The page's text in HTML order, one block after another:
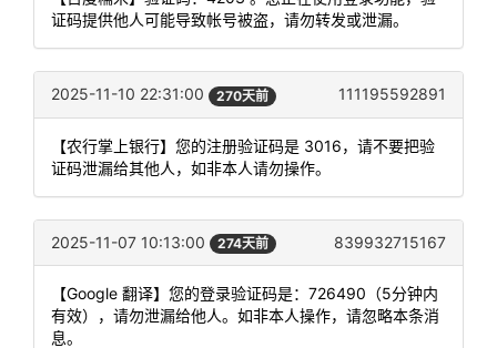
证码提供他人可能导致帐号被盗，请勿转发或泄漏。
2025-11-10 22:31:00 270天前 111195592891
【农行掌上银行】您的注册验证码是 3016，请不要把验
证码泄漏给其他人，如非本人请勿操作。
2025-11-07 10:13:00 274天前 839932715167
【Google 翻译】您的登录验证码是：726490（5分钟内
有效），请勿泄漏给他人。如非本人操作，请忽略本条消
息。